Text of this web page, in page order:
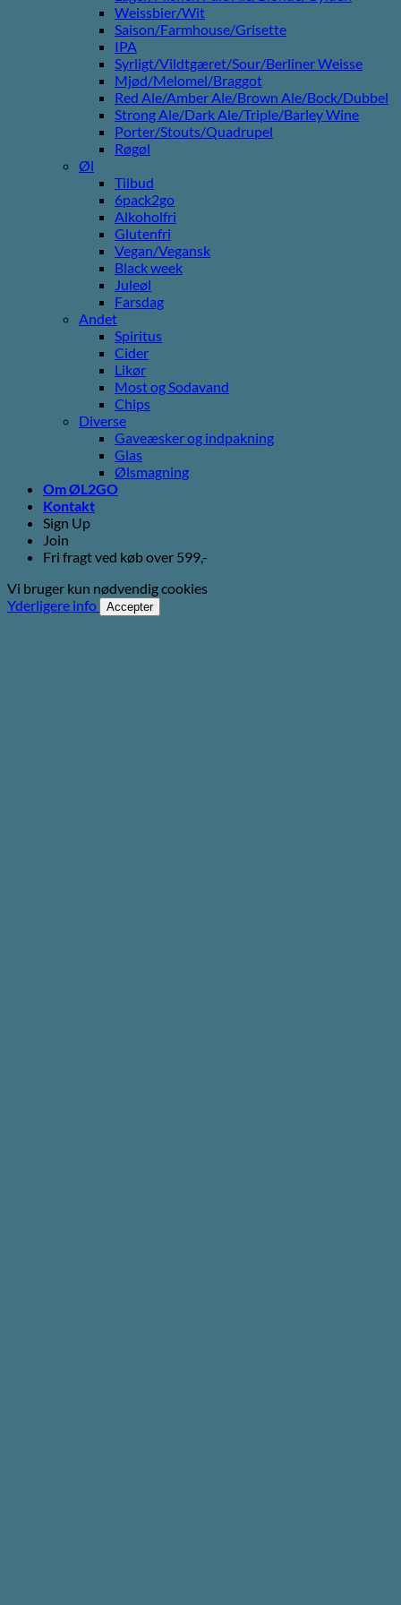
Weissbier/Wit
Saison/Farmhouse/Grisette
IPA
Syrligt/Vildtgæret/Sour/Berliner Weisse
Mjød/Melomel/Braggot
Red Ale/Amber Ale/Brown Ale/Bock/Dubbel
Strong Ale/Dark Ale/Triple/Barley Wine
Porter/Stouts/Quadrupel
Røgøl
Øl
Tilbud
6pack2go
Alkoholfri
Glutenfri
Vegan/Vegansk
Black week
Juleøl
Farsdag
Andet
Spiritus
Cider
Likør
Most og Sodavand
Chips
Diverse
Gaveæsker og indpakning
Glas
Ølsmagning
Om ØL2GO
Kontakt
Sign Up
Join
Fri fragt ved køb over 599,-
Vi bruger kun nødvendig cookies
Yderligere info
Accepter